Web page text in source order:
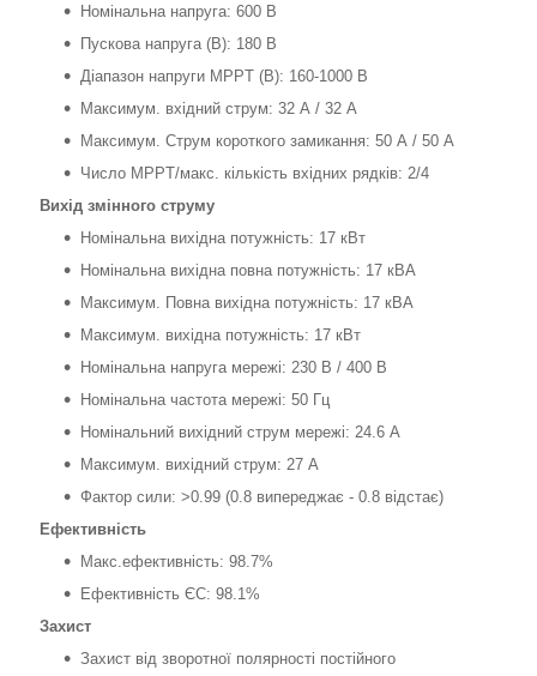
Номінальна напруга: 600 В
Пускова напруга (В): 180 В
Діапазон напруги MPPT (В): 160-1000 В
Максимум. вхідний струм: 32 А / 32 А
Максимум. Струм короткого замикання: 50 А / 50 А
Число MPPT/макс. кількість вхідних рядків: 2/4
Вихід змінного струму
Номінальна вихідна потужність: 17 кВт
Номінальна вихідна повна потужність: 17 кВА
Максимум. Повна вихідна потужність: 17 кВА
Максимум. вихідна потужність: 17 кВт
Номінальна напруга мережі: 230 В / 400 В
Номінальна частота мережі: 50 Гц
Номінальний вихідний струм мережі: 24.6 А
Максимум. вихідний струм: 27 А
Фактор сили: >0.99 (0.8 випереджає - 0.8 відстає)
Ефективність
Макс.ефективність: 98.7%
Ефективність ЄС: 98.1%
Захист
Захист від зворотної полярності постійного